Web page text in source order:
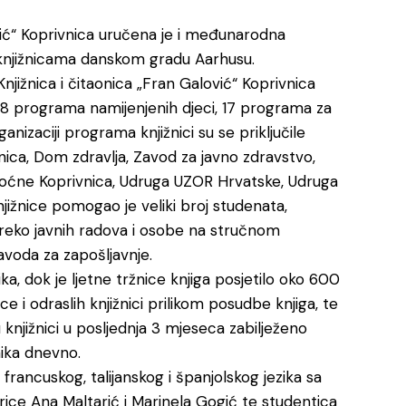
Koprivnica uručena je i međunarodna
danskom gradu Aarhusu.
i čitaonica „Fran Galović“ Koprivnica
namijenjenih djeci, 17 programa za
programa knjižnici su se priključile
Dom zdravlja, Zavod za javno zdravstvo,
Koprivnica, Udruga UZOR Hrvatske, Udruga
pomogao je veliki broj studenata,
javnih radova i osobe na stručnom
za zapošljavnje.
dok je ljetne tržnice knjiga posjetilo oko 600
i odraslih knjižnici prilikom posudbe knjiga, te
u posljednja 3 mjeseca zabilježeno
dnevno.
talijanskog i španjolskog jezika sa
Ana Maltarić i Marinela Gogić te studentica